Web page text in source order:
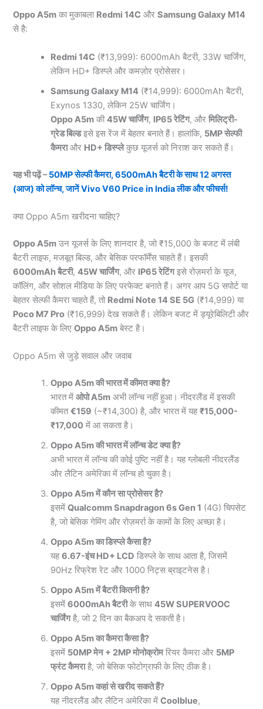
Oppo A5m का मुकाबला Redmi 14C औरSamsung Galaxy M14
से है:
Redmi 14C (₹13,999): 6000mAh बैटरी, 33W चार्जिंग,
लेकिन HD+ डिस्प्ले और कमज़ोर प्रोसेसर।
Samsung Galaxy M14 (₹14,999): 6000mAh बैटरी,
Exynos 1330, लेकिन 25W चार्जिंग।
Oppo A5m की45W चार्जिंग, IP65 रेटिंग, औरमिलिट्री-
ग्रेड बिल्डइसे इस रेंज में बेहतर बनाते हैं। हालांकि, 5MP सेल्फी
कैमराऔर HD+ डिस्प्लेकुछ यूजर्स को निराश कर सकते हैं।
यह भी पढ़ें –50MP सेल्फी कैमरा, 6500mAh बैटरी के साथ 12 अगस्त
(आज) को लॉन्च, जानें Vivo V60 Price in India लीक और फीचर्स!
क्या Oppo A5m खरीदना चाहिए?
Oppo A5m उन यूजर्स के लिए शानदार है, जो ₹15,000 के बजट में लंबी
बैटरी लाइफ, मजबूत बिल्ड, और बेसिक परफॉर्मेंस चाहते हैं। इसकी
6000mAh बैटरी,45W चार्जिंग, और IP65 रेटिंगइसे रोज़मर्रा के यूज,
कॉलिंग, और सोशल मीडिया के लिए परफेक्ट बनाते हैं। अगर आप 5G सपोर्ट या
बेहतर सेल्फी कैमरा चाहते हैं, तो Redmi Note 14 SE 5G (₹14,999) या
Poco M7 Pro (₹16,999) देख सकते हैं। लेकिन बजट में ड्यूरेबिलिटी और
बैटरी लाइफ के लिएOppo A5m बेस्ट है।
Oppo A5m से जुड़े सवाल और जवाब
Oppo A5m की भारत में कीमत क्या है?
भारत मेंओपो A5m अभी लॉन्च नहीं हुआ। नीदरलैंड में इसकी
कीमत€159 (~₹14,300) है, और भारत में यह₹15,000-
₹17,000 में आ सकता है।
Oppo A5m की भारत में लॉन्च डेट क्या है?
अभी भारत में लॉन्च की कोई पुष्टि नहीं है। यह ग्लोबली नीदरलैंड
और लैटिन अमेरिका में लॉन्च हो चुका है।
Oppo A5m में कौन सा प्रोसेसर है?
इसमेंQualcomm Snapdragon 6s Gen 1 (4G) चिपसेट
है, जो बेसिक गेमिंग और रोज़मर्रा के कामों के लिए अच्छा है।
Oppo A5m का डिस्प्ले कैसा है?
यह6.67-इंच HD+ LCD डिस्प्ले के साथ आता है, जिसमें
90Hz रिफ्रेश रेट और 1000 निट्स ब्राइटनेस है।
Oppo A5m में बैटरी कितनी है?
इसमें6000mAh बैटरीके साथ45W SUPERVOOC
चार्जिंगहै, जो 2 दिन का बैकअप दे सकती है।
Oppo A5m का कैमरा कैसा है?
इसमें 50MP मेन + 2MP मोनोक्रोमरियर कैमरा और 5MP
फ्रंट कैमराहै, जो बेसिक फोटोग्राफी के लिए ठीक है।
Oppo A5m कहां से खरीद सकते हैं?
यह नीदरलैंड और लैटिन अमेरिका मेंCoolblue,